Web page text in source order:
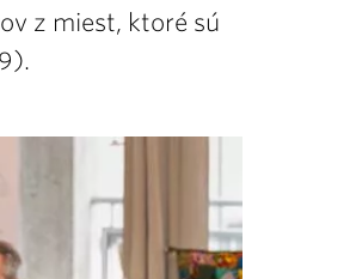
z miest, ktoré sú